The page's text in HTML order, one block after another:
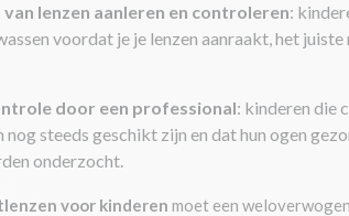
lenzen aanleren en controleren:
voordat je je lenzen aanraakt, het
door een professional: kinderen die
nog steeds geschikt zijn en dat hun ogen
onderzocht.
voor kinderen moet een